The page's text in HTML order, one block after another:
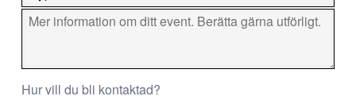
Hur vill du bli kontaktad?